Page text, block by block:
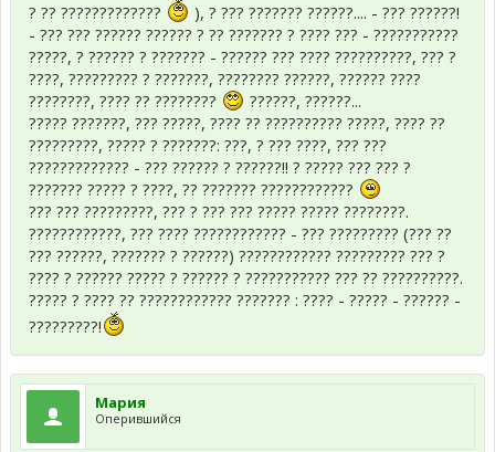
? ?? ?????????????
), ? ??? ??????? ??????.... - ??? ??????!
- ??? ??? ?????? ?????? ? ?? ??????? ? ???? ??? - ???????????
?????, ? ?????? ? ??????? - ?????? ??? ???? ??????????, ??? ?
????, ????????? ? ???????, ???????? ??????, ?????? ????
????????, ???? ?? ????????
??????, ??????...
????? ???????, ??? ?????, ???? ?? ?????????? ?????, ???? ??
?????????, ????? ? ???????: ???, ? ??? ????, ??? ???
????????????? - ??? ?????? ? ??????!! ? ????? ??? ??? ?
??????? ????? ? ????, ?? ??????? ????????????
??? ??? ?????????, ??? ? ??? ??? ????? ????? ????????.
????????????, ??? ???? ???????????? - ??? ????????? (??? ??
??? ??????, ??????? ? ??????) ???????????? ????????? ??? ?
???? ? ?????? ????? ? ?????? ? ??????????? ??? ?? ??????????.
????? ? ???? ?? ???????????? ??????? : ???? - ????? - ?????? -
?????????!
Мария
Оперившийся